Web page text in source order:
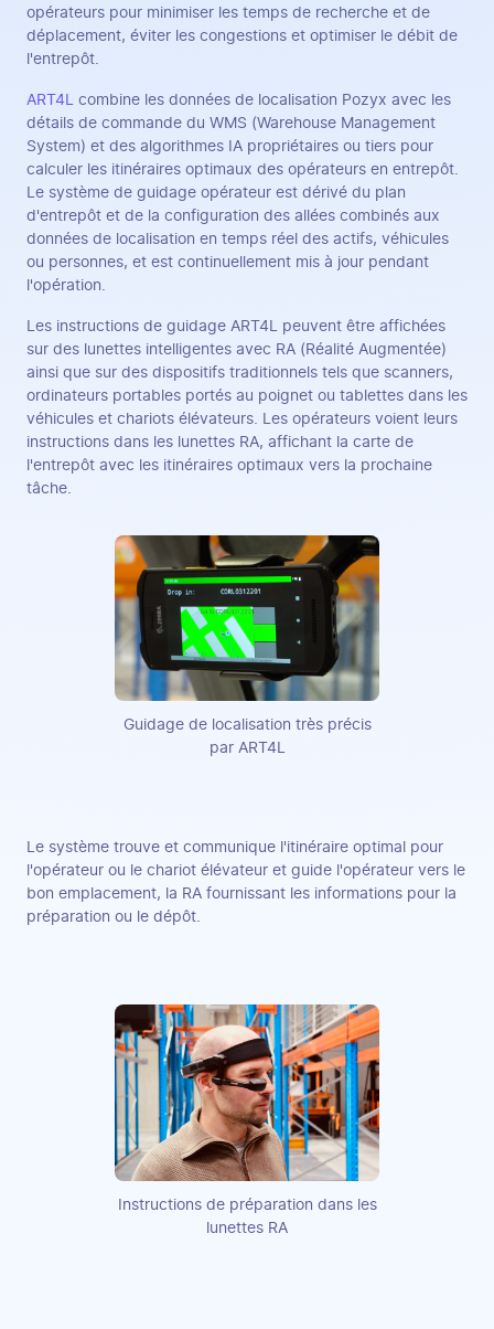
opérateurs pour minimiser les temps de recherche et de
déplacement, éviter les congestions et optimiser le débit de
l'entrepôt.
ART4L
combine les données de localisation Pozyx avec les
détails de commande du WMS (Warehouse Management
System) et des algorithmes IA propriétaires ou tiers pour
calculer les itinéraires optimaux des opérateurs en entrepôt.
Le système de guidage opérateur est dérivé du plan
d'entrepôt et de la configuration des allées combinés aux
données de localisation en temps réel des actifs, véhicules
ou personnes, et est continuellement mis à jour pendant
l'opération.
Les instructions de guidage ART4L peuvent être affichées
sur des lunettes intelligentes avec RA (Réalité Augmentée)
ainsi que sur des dispositifs traditionnels tels que scanners,
ordinateurs portables portés au poignet ou tablettes dans les
véhicules et chariots élévateurs. Les opérateurs voient leurs
instructions dans les lunettes RA, affichant la carte de
l'entrepôt avec les itinéraires optimaux vers la prochaine
tâche.
Guidage de localisation très précis
par ART4L
Le système trouve et communique l'itinéraire optimal pour
l'opérateur ou le chariot élévateur et guide l'opérateur vers le
bon emplacement, la RA fournissant les informations pour la
préparation ou le dépôt.
Instructions de préparation dans les
lunettes RA